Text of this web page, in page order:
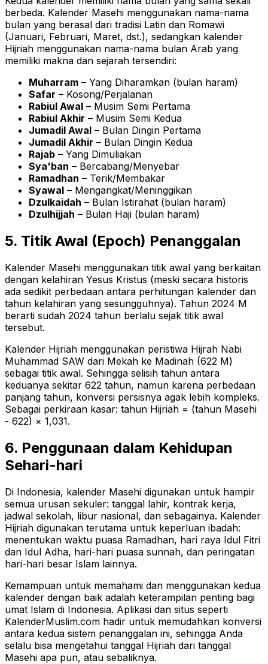
berbeda. Kalender Masehi menggunakan nama-nama
bulan yang berasal dari tradisi Latin dan Romawi
(Januari, Februari, Maret, dst.), sedangkan kalender
Hijriah menggunakan nama-nama bulan Arab yang
memiliki makna dan sejarah tersendiri:
Muharram – Yang Diharamkan (bulan haram)
Safar – Kosong/Perjalanan
Rabiul Awal – Musim Semi Pertama
Rabiul Akhir – Musim Semi Kedua
Jumadil Awal – Bulan Dingin Pertama
Jumadil Akhir – Bulan Dingin Kedua
Rajab – Yang Dimuliakan
Sya'ban – Bercabang/Menyebar
Ramadhan – Terik/Membakar
Syawal – Mengangkat/Meninggikan
Dzulkaidah – Bulan Istirahat (bulan haram)
Dzulhijjah – Bulan Haji (bulan haram)
5. Titik Awal (Epoch) Penanggalan
Kalender Masehi menggunakan titik awal yang berkaitan
dengan kelahiran Yesus Kristus (meski secara historis
ada sedikit perbedaan antara perhitungan kalender dan
tahun kelahiran yang sesungguhnya). Tahun 2024 M
berarti sudah 2024 tahun berlalu sejak titik awal
tersebut.
Kalender Hijriah menggunakan peristiwa Hijrah Nabi
Muhammad SAW dari Mekah ke Madinah (622 M)
sebagai titik awal. Sehingga selisih tahun antara
keduanya sekitar 622 tahun, namun karena perbedaan
panjang tahun, konversi persisnya agak lebih kompleks.
Sebagai perkiraan kasar: tahun Hijriah = (tahun Masehi
- 622) × 1,031.
6. Penggunaan dalam Kehidupan
Sehari-hari
Di Indonesia, kalender Masehi digunakan untuk hampir
semua urusan sekuler: tanggal lahir, kontrak kerja,
jadwal sekolah, libur nasional, dan sebagainya. Kalender
Hijriah digunakan terutama untuk keperluan ibadah:
menentukan waktu puasa Ramadhan, hari raya Idul Fitri
dan Idul Adha, hari-hari puasa sunnah, dan peringatan
hari-hari besar Islam lainnya.
Kemampuan untuk memahami dan menggunakan kedua
kalender dengan baik adalah keterampilan penting bagi
umat Islam di Indonesia. Aplikasi dan situs seperti
KalenderMuslim.com hadir untuk memudahkan konversi
antara kedua sistem penanggalan ini, sehingga Anda
selalu bisa mengetahui tanggal Hijriah dari tanggal
Masehi apa pun, atau sebaliknya.